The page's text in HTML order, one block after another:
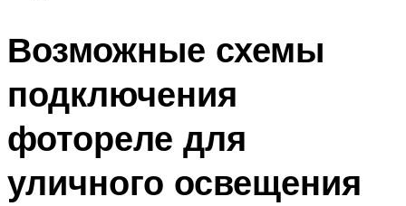
Возможные схемы
подключения
фотореле для
уличного освещения